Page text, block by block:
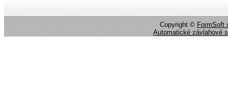
Copyright © FormSoft
Automatické závlahové